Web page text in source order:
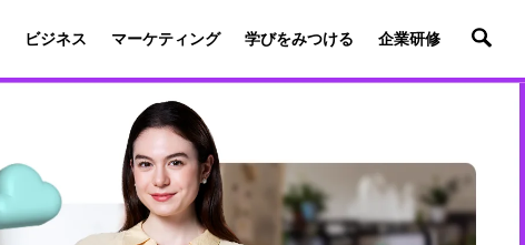
ビジネス マーケティング 学びをみつける 企業研修